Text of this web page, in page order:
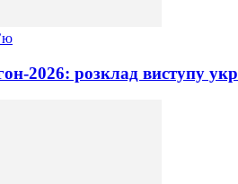
2026: розклад виступу